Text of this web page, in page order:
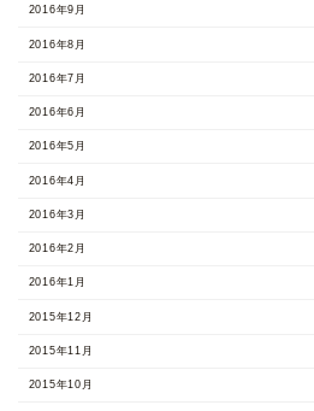
2016年9月
2016年8月
2016年7月
2016年6月
2016年5月
2016年4月
2016年3月
2016年2月
2016年1月
2015年12月
2015年11月
2015年10月